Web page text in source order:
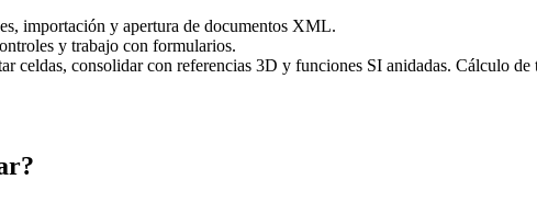
importación y apertura de documentos XML.
y trabajo con formularios.
celdas, consolidar con referencias 3D y funciones SI anidadas. Cálculo